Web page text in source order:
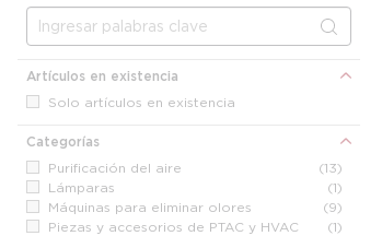
Artículos en existencia
Solo artículos en existencia
Categorías
Purificación del aire
(13)
Lámparas
(1)
Máquinas para eliminar olores
(9)
Piezas y accesorios de PTAC y HVAC
(1)